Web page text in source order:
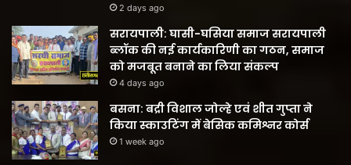
2 days ago
सरायपाली: घासी-घसिया समाज सरायपाली
ब्लॉक की नई कार्यकारिणी का गठन, समाज
को मजबूत बनाने का लिया संकल्प
4 days ago
बसना: बद्री विशाल जोल्हे एवं शीत गुप्ता ने
किया स्काउटिंग में बेसिक कमिश्नर कोर्स
1 week ago